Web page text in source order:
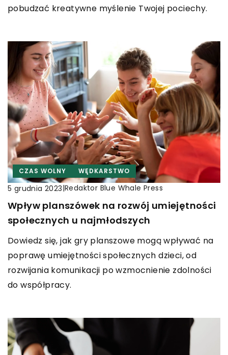
pobudzać kreatywne myślenie Twojej pociechy.
CZAS WOLNY WĘDKARSTWO
5 grudnia 2023|Redaktor Blue Whale Press
Wpływ planszówek na rozwój umiejętności
społecznych u najmłodszych
Dowiedz się, jak gry planszowe mogą wpływać na
poprawę umiejętności społecznych dzieci, od
rozwijania komunikacji po wzmocnienie zdolności
do współpracy.